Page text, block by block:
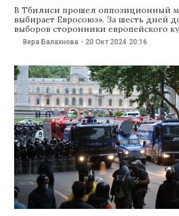
В Тбилиси прошел оппозиционный
выбирает Евросоюз». За шесть дней
выборов сторонники европейского
собрались на площади Свободы в
столицы. Среди участников акции —
местных СМИ, акцию организовали
неправительственные организации,
президент Грузии Саломе
Вера Балахнова - 20 Окт 2024 20:16